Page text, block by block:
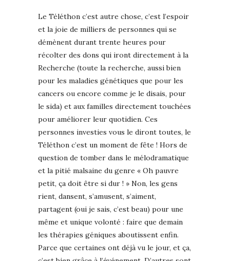
Le Téléthon c’est autre chose, c’est l’espoir
et la joie de milliers de personnes qui se
démènent durant trente heures pour
récolter des dons qui iront directement à la
Recherche (toute la recherche, aussi bien
pour les maladies génétiques que pour les
cancers ou encore comme je le disais, pour
le sida) et aux familles directement touchées
pour améliorer leur quotidien. Ces
personnes investies vous le diront toutes, le
Téléthon c’est un moment de fête ! Hors de
question de tomber dans le mélodramatique
et la pitié malsaine du genre « Oh pauvre
petit, ça doit être si dur ! » Non, les gens
rient, dansent, s’amusent, s’aiment,
partagent (oui je sais, c’est beau) pour une
même et unique volonté : faire que demain
les thérapies géniques aboutissent enfin.
Parce que certaines ont déjà vu le jour, et ça,